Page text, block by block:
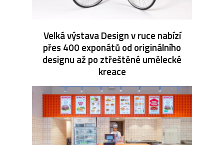
Velká výstava Design v ruce nabízí
přes 400 exponátů od originálního
designu až po ztřeštěné umělecké
kreace